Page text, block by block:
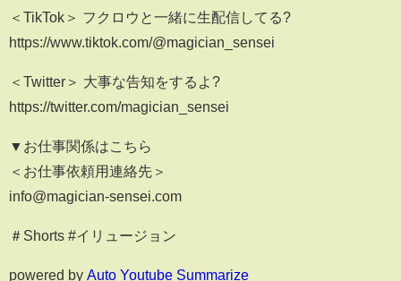
＜TikTok＞ フクロウと一緒に生配信してる?
https://www.tiktok.com/@magician_sensei
＜Twitter＞ 大事な告知をするよ?
https://twitter.com/magician_sensei
▼お仕事関係はこちら
＜お仕事依頼用連絡先＞
info@magician-sensei.com
＃Shorts #イリュージョン
powered by Auto Youtube Summarize